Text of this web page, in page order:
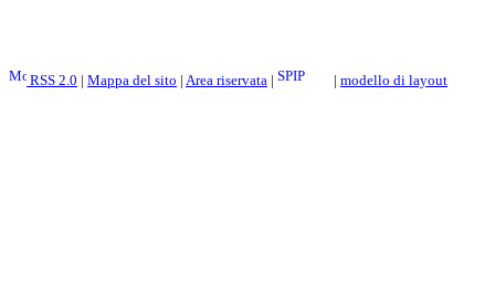
RSS 2.0 | Mappa del sito | Area riservata | | modello di layout